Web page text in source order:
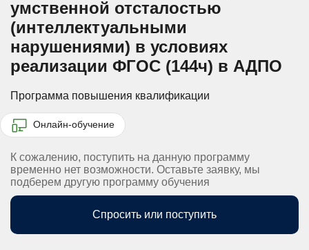
умственной отсталостью
(интеллектуальными
нарушениями) в условиях
реализации ФГОС (144ч) в АДПО
Программа повышения квалификации
Онлайн-обучение
К сожалению, поступить на данную программу
временно нет возможности. Оставьте заявку, мы
подберем другую программу обучения
Спросить или поступить